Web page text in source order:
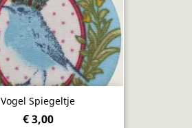
Vogel Spiegeltje
€ 3,00